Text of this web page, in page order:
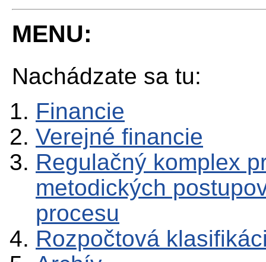
MENU:
Nachádzate sa tu:
Financie
Verejné financie
Regulačný komplex
metodických
procesu
Rozpočtová